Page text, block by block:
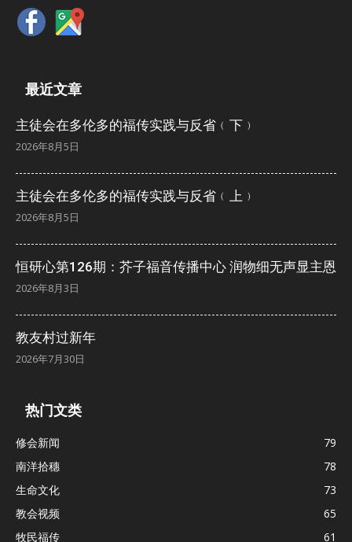
最近文章
主徒会在多伦多的福传实践与反省﹙下﹚
2026年8月5日
主徒会在多伦多的福传实践与反省﹙上﹚
2026年8月5日
恒研心第126期：芥子福音传播中心 润物细无声显主恩
2026年8月3日
教友村过新年
2026年7月30日
热门文类
修会新闻
79
南洋拾穗
78
生命文化
73
教会视频
65
牧民福传
61